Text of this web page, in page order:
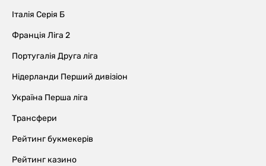
Італія Серія Б
Франція Ліга 2
Португалія Друга ліга
Нідерланди Перший дивізіон
Україна Перша ліга
Трансфери
Рейтинг букмекерів
Рейтинг казино